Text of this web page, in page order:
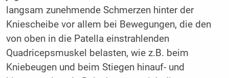
langsam zunehmende Schmerzen hinter der
Kniescheibe vor allem bei Bewegungen, die den
von oben in die Patella einstrahlenden
Quadricepsmuskel belasten, wie z.B. beim
Kniebeugen und beim Stiegen hinauf- und